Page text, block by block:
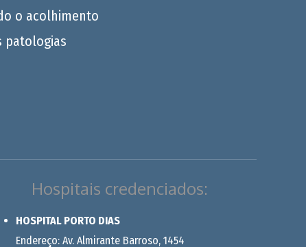
o acolhimento
patologias
Hospitais credenciados:
HOSPITAL PORTO DIAS
Endereço: Av. Almirante Barroso, 1454